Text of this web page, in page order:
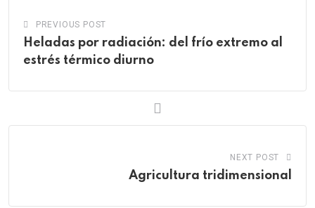
PREVIOUS POST
Heladas por radiación: del frío extremo al
estrés térmico diurno
NEXT POST
Agricultura tridimensional